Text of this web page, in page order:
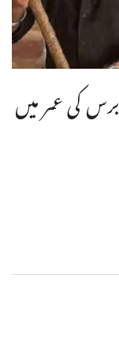
بھارتی اداکار پردیپ راوت 74 برس کی عمر میں